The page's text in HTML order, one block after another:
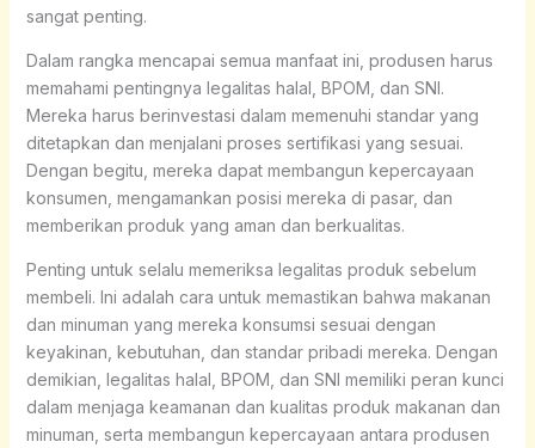
sangat penting.
Dalam rangka mencapai semua manfaat ini, produsen harus
memahami pentingnya legalitas halal, BPOM, dan SNI.
Mereka harus berinvestasi dalam memenuhi standar yang
ditetapkan dan menjalani proses sertifikasi yang sesuai.
Dengan begitu, mereka dapat membangun kepercayaan
konsumen, mengamankan posisi mereka di pasar, dan
memberikan produk yang aman dan berkualitas.
Penting untuk selalu memeriksa legalitas produk sebelum
membeli. Ini adalah cara untuk memastikan bahwa makanan
dan minuman yang mereka konsumsi sesuai dengan
keyakinan, kebutuhan, dan standar pribadi mereka. Dengan
demikian, legalitas halal, BPOM, dan SNI memiliki peran kunci
dalam menjaga keamanan dan kualitas produk makanan dan
minuman, serta membangun kepercayaan antara produsen